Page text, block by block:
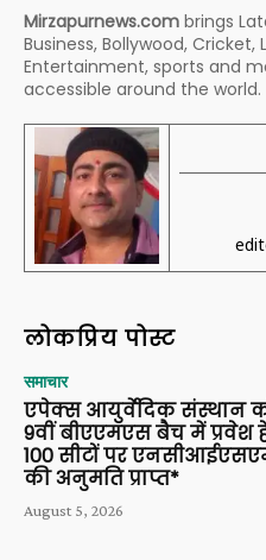
Mirzapurnews.com brings
Business, Bollywood, Cricket,
Entertainment, sports and
accessible around the world.
लोकप्रिय पोस्ट
समाचार
एपेक्स आयुर्वेदिक संस्थान
9वीं बीएएमएस बैच में प्रवेश
100 सीटों पर
की अनुमति प्राप्त*
August 5, 2026